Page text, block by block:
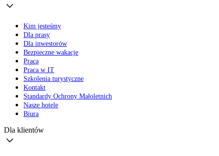
Kim jesteśmy
Dla prasy
Dla inwestorów
Bezpieczne wakacje
Praca
Praca w IT
Szkolenia turystyczne
Kontakt
Standardy Ochrony Małoletnich
Nasze hotele
Biura
Dla klientów